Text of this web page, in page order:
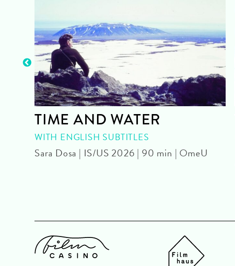
TIME AND WATER
WITH ENGLISH SUBTITLES
Sara Dosa | IS/US 2026 | 90 min | OmeU